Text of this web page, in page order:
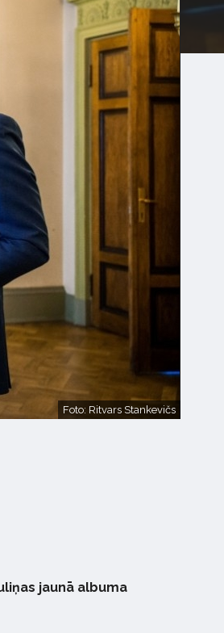
Foto: Ritvars Stankevičs
jaunā albuma